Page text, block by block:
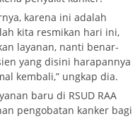
karena ini adalah
kita resmikan hari ini,
layanan, nanti benar-
yang disini harapannya
kembali,” ungkap dia.
baru di RSUD RAA
pengobatan kanker bagi